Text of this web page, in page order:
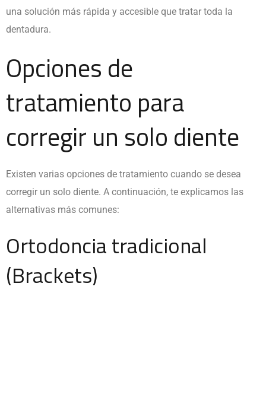
una solución más rápida y accesible que tratar toda la
dentadura.
Opciones de
tratamiento para
corregir un solo diente
Existen varias opciones de tratamiento cuando se desea
corregir un solo diente. A continuación, te explicamos las
alternativas más comunes:
Ortodoncia tradicional
(Brackets)